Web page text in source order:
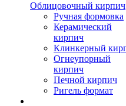
Облицовочный кирпич
Ручная формовка
Керамический
кирпич
Клинкерный
Огнеупорный
кирпич
Печной кирпич
Ригель формат